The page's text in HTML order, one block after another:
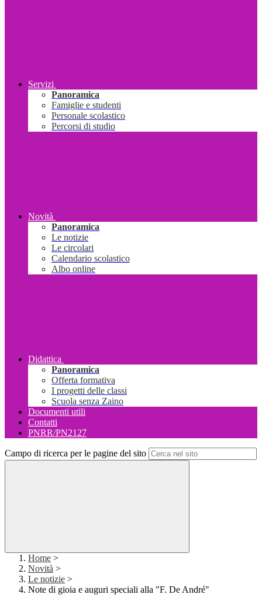
Servizi
Panoramica
Famiglie e studenti
Personale scolastico
Percorsi di studio
Novità
Panoramica
Le notizie
Le circolari
Calendario scolastico
Albo online
Didattica
Panoramica
Offerta formativa
I progetti delle classi
Scuola senza Zaino
Documenti utili
Contatti
PNRR/PN2127
Campo di ricerca per le pagine del sito
Home >
Novità >
Le notizie >
Note di gioia e auguri speciali alla "F. De André"